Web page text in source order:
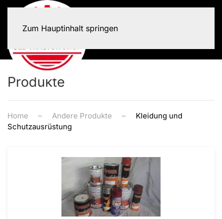
Zum Hauptinhalt springen
Produkte
Home Andere Produkte
Kleidung und
Schutzausrüstung